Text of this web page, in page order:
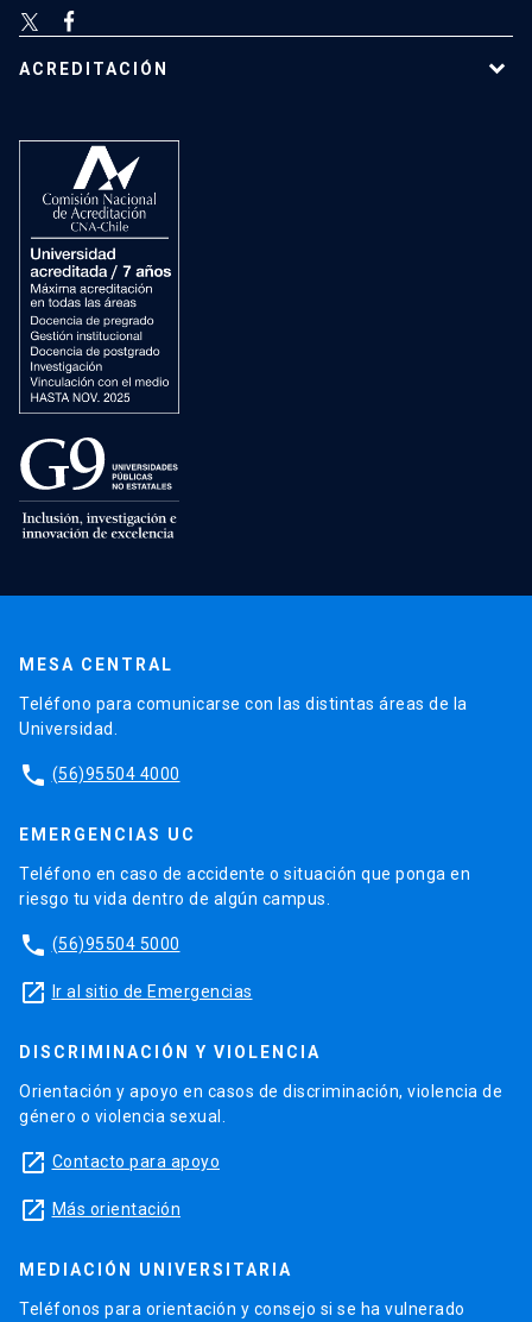
ACREDITACIÓN
MESA CENTRAL
Teléfono para comunicarse con las distintas áreas de la
Universidad.
phone (56)95504 4000
EMERGENCIAS UC
Teléfono en caso de accidente o situación que ponga en
riesgo tu vida dentro de algún campus.
phone (56)95504 5000
launch Ir al sitio de Emergencias
DISCRIMINACIÓN Y VIOLENCIA
Orientación y apoyo en casos de discriminación, violencia de
género o violencia sexual.
launch Contacto para apoyo
launch Más orientación
MEDIACIÓN UNIVERSITARIA
Teléfonos para orientación y consejo si se ha vulnerado